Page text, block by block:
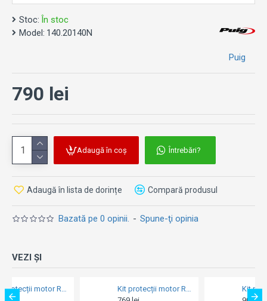
Stoc: În stoc
Model: 140.20140N
Puig
Bazată pe 0 opinii. - Spune-ţi opinia
790 lei
Adaugă în coș Întrebări?
Adaugă în lista de dorințe Compară produsul
VEZI ȘI
Kit protecții motor RDmoto - KTM 690 Enduro R / Husqvarna 701 Enduro / 701 Supermoto 2019-2023 (crash bar inferior + scut de protecție)
Kit protecții motor RDmoto - Yamaha BT 1100 Bulldog 2001-2007 - Negru (crash bar)
Kit protecții motor RDmoto - KTM 990 Adventure 2007-2013 - Negru (crash bar superior)